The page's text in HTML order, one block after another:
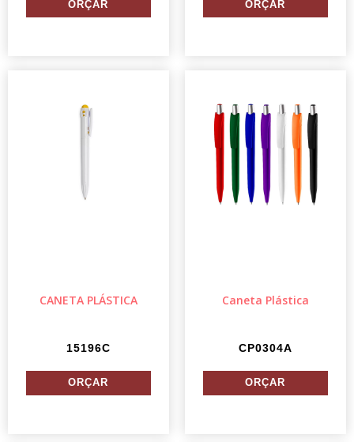
CANETA PLÁSTICA
15196C
Caneta Plástica
CP0304A